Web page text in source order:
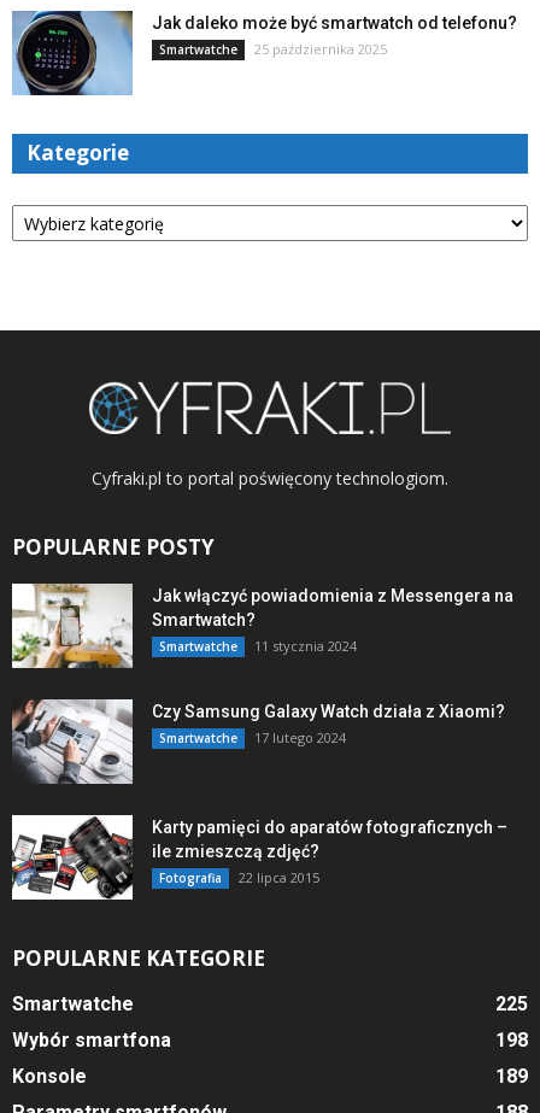
Jak daleko może być smartwatch od telefonu?
Smartwatche 25 października 2025
Kategorie
Kategorie
Cyfraki.pl to portal poświęcony technologiom.
POPULARNE POSTY
Jak włączyć powiadomienia z Messengera na
Smartwatch?
Smartwatche 11 stycznia 2024
Czy Samsung Galaxy Watch działa z Xiaomi?
Smartwatche 17 lutego 2024
Karty pamięci do aparatów fotograficznych –
ile zmieszczą zdjęć?
Fotografia 22 lipca 2015
POPULARNE KATEGORIE
Smartwatche
225
Wybór smartfona
198
Konsole
189